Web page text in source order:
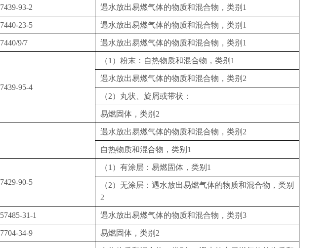
7439-93-2 遇水放出易燃气体的物质和混合物，类别 1
7440-23-5 遇水放出易燃气体的物质和混合物，类别 1
7440/9/7 遇水放出易燃气体的物质和混合物，类别 1
7439-95-4
（1 ）粉末：自热物质和混合物，类别 1
遇水放出易燃气体的物质和混合物，类别 2
（2）丸状、旋屑或带状：
易燃固体，类别 2
遇水放出易燃气体的物质和混合物，类别 2
自热物质和混合物，类别 1
7429-90-5
（1 ）有涂层：易燃固体，类别 1
（2）无涂层：遇水放出易燃气体的物质和混合物，类别
2
57485-31-1 遇水放出易燃气体的物质和混合物，类别 3
7704-34-9 易燃固体，类别 2